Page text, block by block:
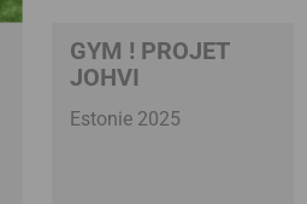
GYM ! PROJET
JOHVI
Estonie 2025